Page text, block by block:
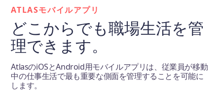
ATLASモバイルアプリ
どこからでも職場生活を管
理できます。
AtlasのiOSとAndroid用モバイルアプリは、従業員が移動
中の仕事生活で最も重要な側面を管理することを可能に
します。